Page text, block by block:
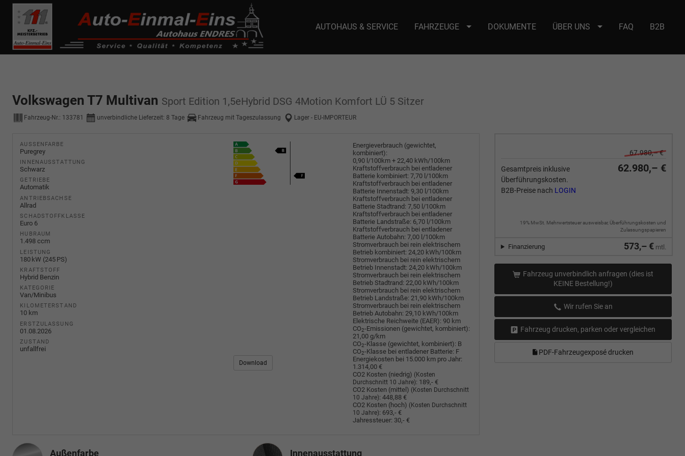
------------ Host Name : selector1._domainkey Points to address or value: selector1-aee-de0k._domainkey.autoeinmaleins.onmicrosoft.com Host Name : selector2._domainkey Points to address or value: selector2-aee-
de0k._domainkey.autoeinmaleins.onmicrosoft.com
AUTOHAUS & SERVICE FAHRZEUGE DOKUMENTE ÜBER UNS FAQ B2B
Volkswagen T7 Multivan Sport Edition 1,5eHybrid DSG 4Motion Komfort LÜ 5 Sitzer
Fahrzeug-Nr.: 133781 unverbindliche Lieferzeit: 8 Tage Fahrzeug mit Tageszulassung Lager - EU-IMPORTEUR
67.980,– €
Gesamtpreis inklusive
Überführungskosten.
B2B-Preise nach LOGIN
62.980,– €
19% MwSt. Mehrwertsteuer ausweisbar, Überführungskosten und
Zulassungspapieren
573,– € mtl.
Finanzierung
Fahrzeug unverbindlich anfragen (dies ist
KEINE Bestellung!)
Wir rufen Sie an
Fahrzeug drucken, parken oder vergleichen
PDF-Fahrzeugexposé drucken
AUSSENFARBE
Puregrey
INNENAUSSTATTUNG
Schwarz
GETRIEBE
Automatik
ANTRIEBSACHSE
Allrad
SCHADSTOFFKLASSE
Euro 6
HUBRAUM
1.498 ccm
LEISTUNG
180 kW (245 PS)
KRAFTSTOFF
Hybrid Benzin
KATEGORIE
Van/Minibus
KILOMETERSTAND
10 km
ERSTZULASSUNG
01.08.2026
ZUSTAND
unfallfrei
Energieverbrauch (gewichtet,
kombiniert):
0,90 l/100km + 22,40 kWh/100km
Kraftstoffverbrauch bei entladener
Batterie kombiniert: 7,70 l/100km
Kraftstoffverbrauch bei entladener
Batterie Innenstadt: 9,30 l/100km
Kraftstoffverbrauch bei entladener
Batterie Stadtrand: 7,50 l/100km
Kraftstoffverbrauch bei entladener
Batterie Landstraße: 6,70 l/100km
Kraftstoffverbrauch bei entladener
Batterie Autobahn: 7,00 l/100km
Stromverbrauch bei rein elektrischem
Betrieb kombiniert: 24,20 kWh/100km
Stromverbrauch bei rein elektrischem
Betrieb Innenstadt: 24,20 kWh/100km
Stromverbrauch bei rein elektrischem
Betrieb Stadtrand: 22,00 kWh/100km
Stromverbrauch bei rein elektrischem
Betrieb Landstraße: 21,90 kWh/100km
Stromverbrauch bei rein elektrischem
Betrieb Autobahn: 29,10 kWh/100km
Elektrische Reichweite (EAER): 90 km
CO2-Emissionen (gewichtet, kombiniert):
21,00 g/km
CO2-Klasse (gewichtet, kombiniert): B
CO2-Klasse bei entladener Batterie: F
Download
Energiekosten bei 15.000 km pro Jahr:
1.314,00 €
CO2 Kosten (niedrig) (Kosten
Durchschnitt 10 Jahre): 189,- €
CO2 Kosten (mittel) (Kosten Durchschnitt
10 Jahre): 448,88 €
CO2 Kosten (hoch) (Kosten Durchschnitt
10 Jahre): 693,- €
Jahressteuer: 30,- €
Außenfarbe InnenausstattungInnenausstattung